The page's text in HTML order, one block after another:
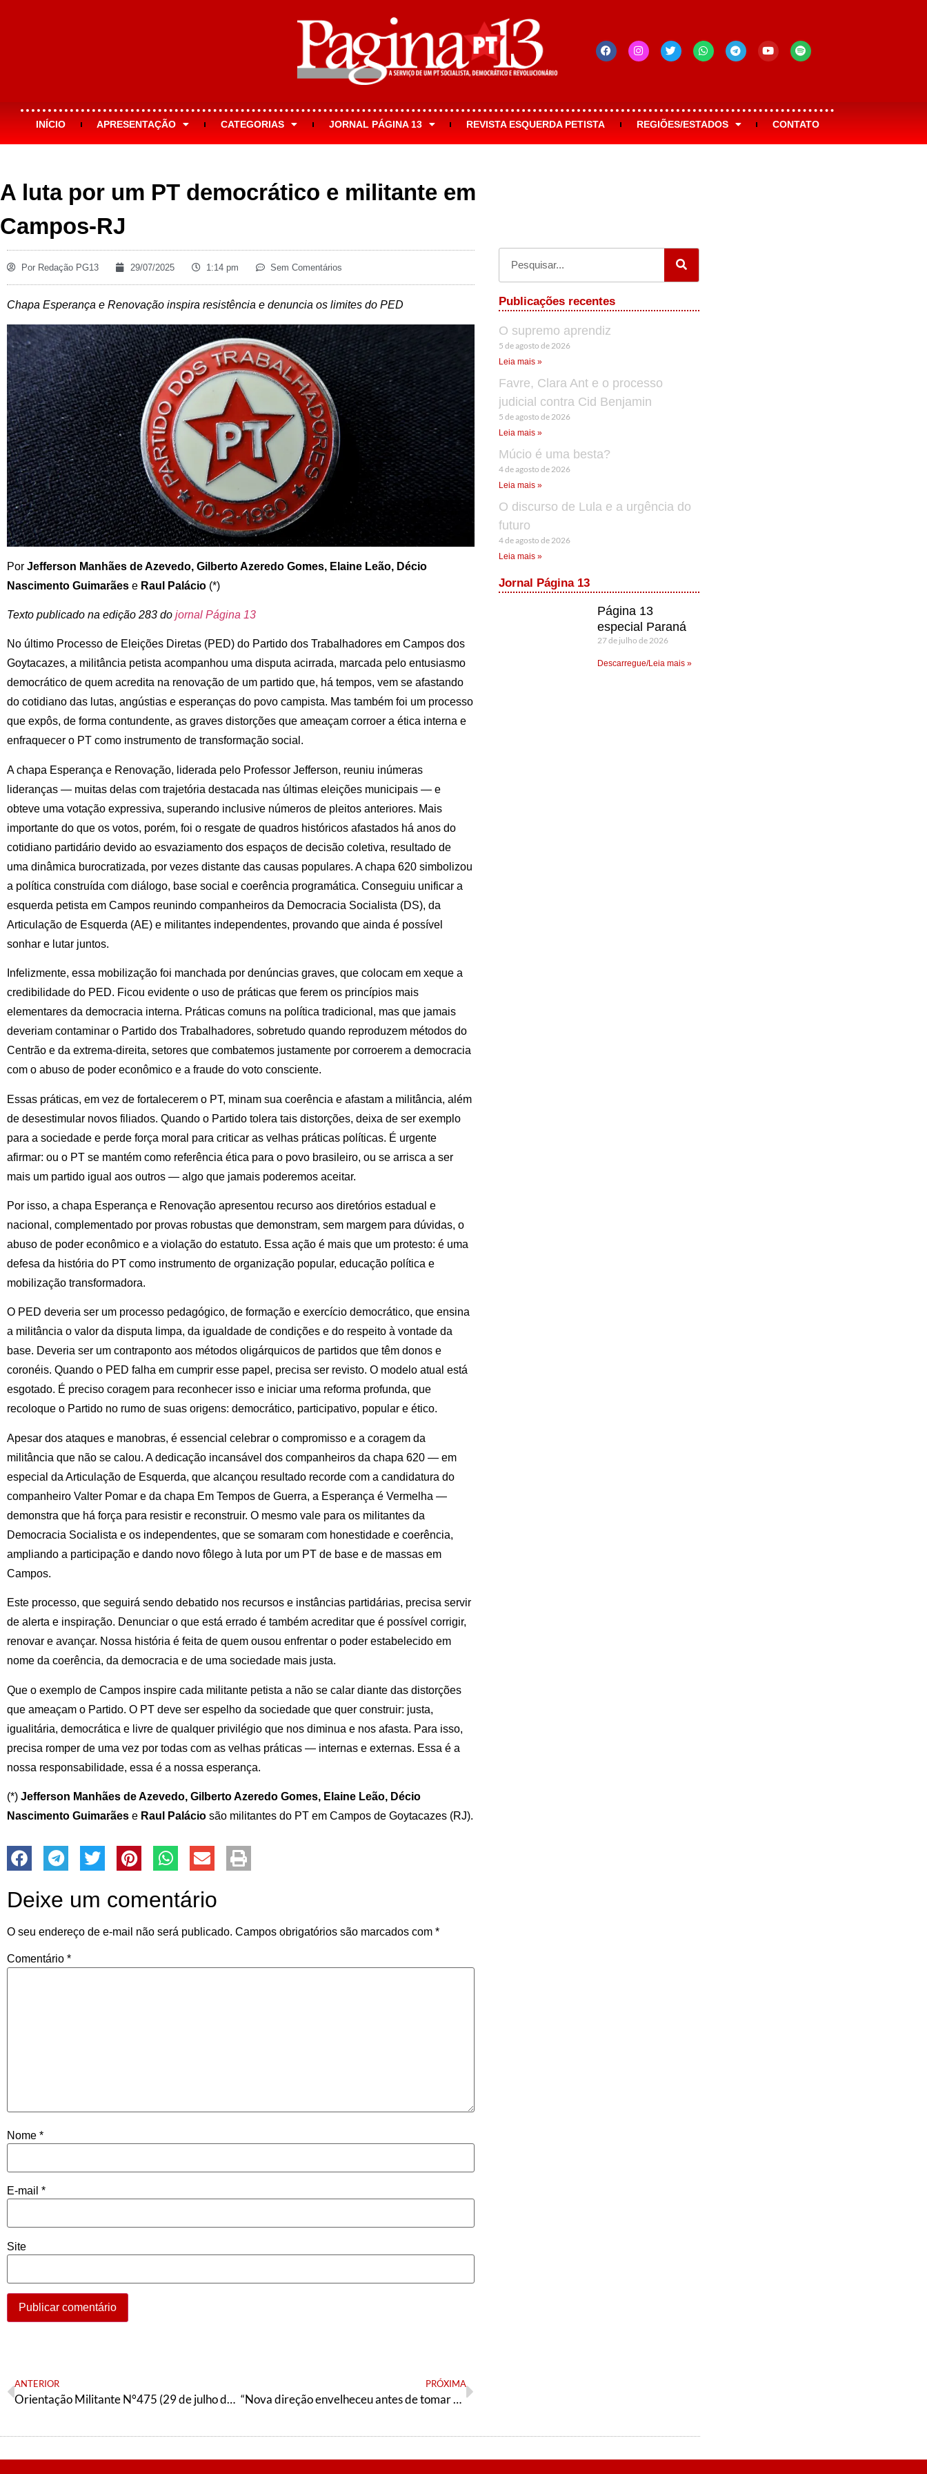
INÍCIO APRESENTAÇÃO CATEGORIAS JORNAL PÁGINA 13 REVISTA ESQUERDA PETISTA REGIÕES/ESTADOS CONTATO
A luta por um PT democrático e militante em
Campos-RJ
Por Redação PG13 29/07/2025 1:14 pm Sem Comentários
Chapa Esperança e Renovação inspira resistência e denuncia os limites do PED
Por Jefferson Manhães de Azevedo, Gilberto Azeredo Gomes, Elaine Leão, Décio
Nascimento Guimarães e Raul Palácio (*)
Texto publicado na edição 283 do jornal Página 13
No último Processo de Eleições Diretas (PED) do Partido dos Trabalhadores em Campos dos
Goytacazes, a militância petista acompanhou uma disputa acirrada, marcada pelo entusiasmo
democrático de quem acredita na renovação de um partido que, há tempos, vem se afastando
do cotidiano das lutas, angústias e esperanças do povo campista. Mas também foi um processo
que expôs, de forma contundente, as graves distorções que ameaçam corroer a ética interna e
enfraquecer o PT como instrumento de transformação social.
A chapa Esperança e Renovação, liderada pelo Professor Jefferson, reuniu inúmeras
lideranças — muitas delas com trajetória destacada nas últimas eleições municipais — e
obteve uma votação expressiva, superando inclusive números de pleitos anteriores. Mais
importante do que os votos, porém, foi o resgate de quadros históricos afastados há anos do
cotidiano partidário devido ao esvaziamento dos espaços de decisão coletiva, resultado de
uma dinâmica burocratizada, por vezes distante das causas populares. A chapa 620 simbolizou
a política construída com diálogo, base social e coerência programática. Conseguiu unificar a
esquerda petista em Campos reunindo companheiros da Democracia Socialista (DS), da
Articulação de Esquerda (AE) e militantes independentes, provando que ainda é possível
sonhar e lutar juntos.
Infelizmente, essa mobilização foi manchada por denúncias graves, que colocam em xeque a
credibilidade do PED. Ficou evidente o uso de práticas que ferem os princípios mais
elementares da democracia interna. Práticas comuns na política tradicional, mas que jamais
deveriam contaminar o Partido dos Trabalhadores, sobretudo quando reproduzem métodos do
Centrão e da extrema-direita, setores que combatemos justamente por corroerem a democracia
com o abuso de poder econômico e a fraude do voto consciente.
Essas práticas, em vez de fortalecerem o PT, minam sua coerência e afastam a militância, além
de desestimular novos filiados. Quando o Partido tolera tais distorções, deixa de ser exemplo
para a sociedade e perde força moral para criticar as velhas práticas políticas. É urgente
afirmar: ou o PT se mantém como referência ética para o povo brasileiro, ou se arrisca a ser
mais um partido igual aos outros — algo que jamais poderemos aceitar.
Por isso, a chapa Esperança e Renovação apresentou recurso aos diretórios estadual e
nacional, complementado por provas robustas que demonstram, sem margem para dúvidas, o
abuso de poder econômico e a violação do estatuto. Essa ação é mais que um protesto: é uma
defesa da história do PT como instrumento de organização popular, educação política e
mobilização transformadora.
O PED deveria ser um processo pedagógico, de formação e exercício democrático, que ensina
a militância o valor da disputa limpa, da igualdade de condições e do respeito à vontade da
base. Deveria ser um contraponto aos métodos oligárquicos de partidos que têm donos e
coronéis. Quando o PED falha em cumprir esse papel, precisa ser revisto. O modelo atual está
esgotado. É preciso coragem para reconhecer isso e iniciar uma reforma profunda, que
recoloque o Partido no rumo de suas origens: democrático, participativo, popular e ético.
Apesar dos ataques e manobras, é essencial celebrar o compromisso e a coragem da
militância que não se calou. A dedicação incansável dos companheiros da chapa 620 — em
especial da Articulação de Esquerda, que alcançou resultado recorde com a candidatura do
companheiro Valter Pomar e da chapa Em Tempos de Guerra, a Esperança é Vermelha —
demonstra que há força para resistir e reconstruir. O mesmo vale para os militantes da
Democracia Socialista e os independentes, que se somaram com honestidade e coerência,
ampliando a participação e dando novo fôlego à luta por um PT de base e de massas em
Campos.
Este processo, que seguirá sendo debatido nos recursos e instâncias partidárias, precisa servir
de alerta e inspiração. Denunciar o que está errado é também acreditar que é possível corrigir,
renovar e avançar. Nossa história é feita de quem ousou enfrentar o poder estabelecido em
nome da coerência, da democracia e de uma sociedade mais justa.
Que o exemplo de Campos inspire cada militante petista a não se calar diante das distorções
que ameaçam o Partido. O PT deve ser espelho da sociedade que quer construir: justa,
igualitária, democrática e livre de qualquer privilégio que nos diminua e nos afasta. Para isso,
precisa romper de uma vez por todas com as velhas práticas — internas e externas. Essa é a
nossa responsabilidade, essa é a nossa esperança.
(*) Jefferson Manhães de Azevedo, Gilberto Azeredo Gomes, Elaine Leão, Décio
Nascimento Guimarães e Raul Palácio são militantes do PT em Campos de Goytacazes (RJ).
Deixe um comentário
O seu endereço de e-mail não será publicado. Campos obrigatórios são marcados com *
Comentário *
Nome *
E-mail *
Site
ANTERIOR
Orientação Militante N°475 (29 de julho de 2025)
PRÓXIMA
“Nova direção envelheceu antes de tomar posse”
Publicações recentes
O supremo aprendiz
5 de agosto de 2026
Leia mais »
Favre, Clara Ant e o processo
judicial contra Cid Benjamin
5 de agosto de 2026
Leia mais »
Múcio é uma besta?
4 de agosto de 2026
Leia mais »
O discurso de Lula e a urgência do
futuro
4 de agosto de 2026
Leia mais »
Jornal Página 13
Página 13
especial Paraná
27 de julho de 2026
Descarregue/Leia mais »